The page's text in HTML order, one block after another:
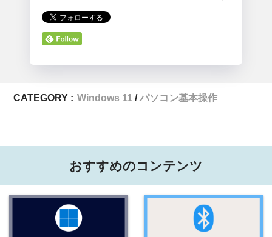
CATEGORY : Windows 11 パソコン基本操作
おすすめのコンテンツ